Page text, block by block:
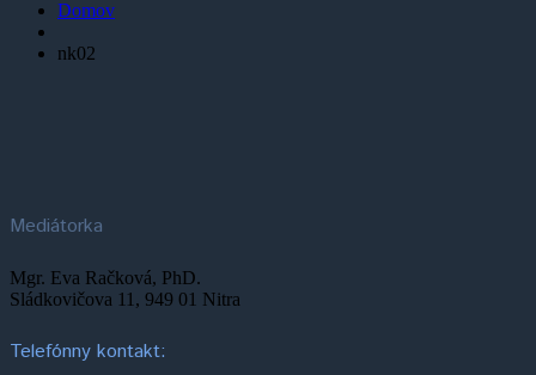
Domov
nk02
Mediátorka
Mgr. Eva Račková, PhD.
Sládkovičova 11, 949 01 Nitra
Telefónny kontakt: